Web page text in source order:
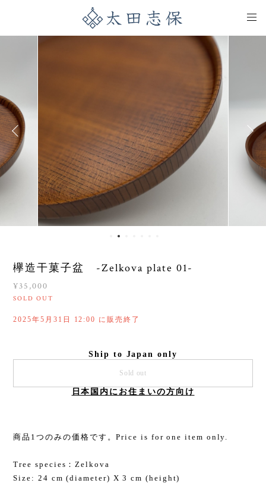
欅造干菓子盆 -Zelkova plate 01-
¥35,000
SOLD OUT
2025年5月31日 12:00 に販売終了
Ship to Japan only
Sold out
日本国内にお住まいの方向け
商品1つのみの価格です。Price is for one item only.
Tree species：Zelkova
Size: 24 cm (diameter) X 3 cm (height)